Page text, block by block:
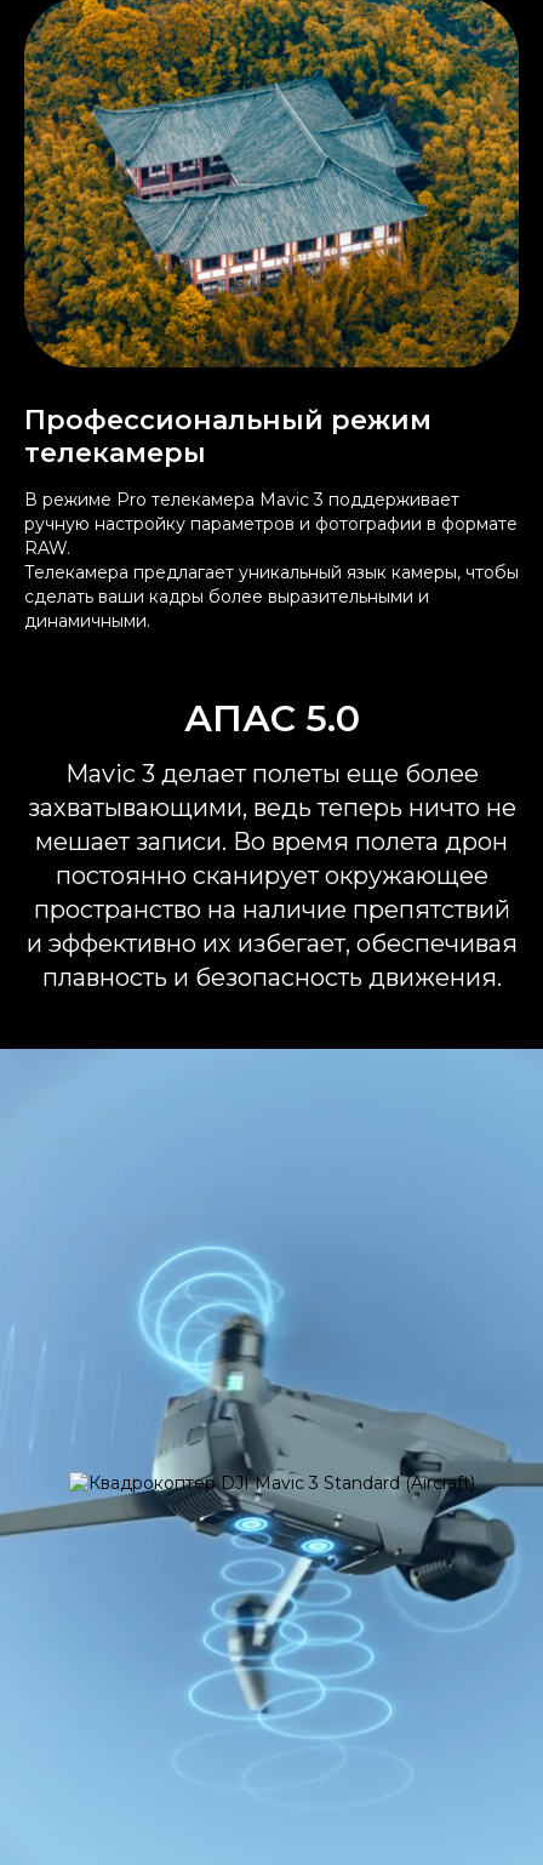
Профессиональный режим
телекамеры
В режиме Pro телекамера Mavic 3 поддерживает
ручную настройку параметров и фотографии в формате
RAW.
Телекамера предлагает уникальный язык камеры, чтобы
сделать ваши кадры более выразительными и
динамичными.
АПАС 5.0
Mavic 3 делает полеты еще более
захватывающими, ведь теперь ничто не
мешает записи. Во время полета дрон
постоянно сканирует окружающее
пространство на наличие препятствий
и эффективно их избегает, обеспечивая
плавность и безопасность движения.